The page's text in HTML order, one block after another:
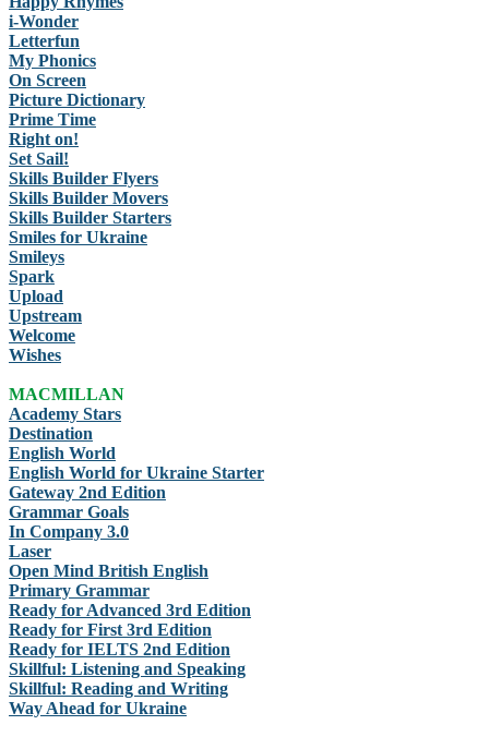
i-Wonder
Letterfun
My Phonics
On Screen
Picture Dictionary
Prime Time
Right on!
Set Sail!
Skills Builder Flyers
Skills Builder Movers
Skills Builder Starters
Smiles for Ukraine
Smileys
Spark
Upload
Upstream
Welcome
Wishes
MACMILLAN
Academy Stars
Destination
English World
English World for Ukraine Starter
Gateway 2nd Edition
Grammar Goals
In Company 3.0
Laser
Open Mind British English
Primary Grammar
Ready for Advanced 3rd Edition
Ready for First 3rd Edition
Ready for IELTS 2nd Edition
Skillful: Listening and Speaking
Skillful: Reading and Writing
Way Ahead for Ukraine